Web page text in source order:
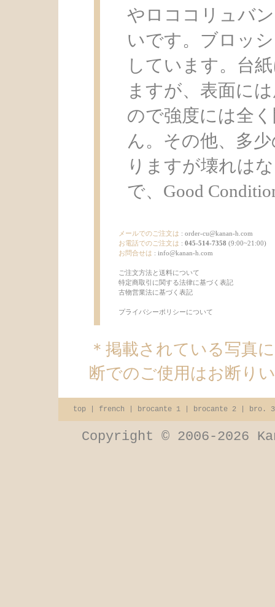
やロココリュバ
いです。ブロッ
しています。台
ますが、表面に
ので強度には全
ん。その他、多
りますが壊れは
で、Good
メールでのご注文は : order-cu@kanan-h.com
お電話でのご注文は : 045-514-7358 (9:00~21:00)
お問合せは : info@kanan-h.com
ご注文方法と送料について
特定商取引に関する法律に基づく表記
古物営業法に基づく表記
プライバシーポリシーについて
＊掲載されている写真
断でのご使用はお断り
top french brocante 1 brocante 2 bro. 3
Copyright © 2006-2026